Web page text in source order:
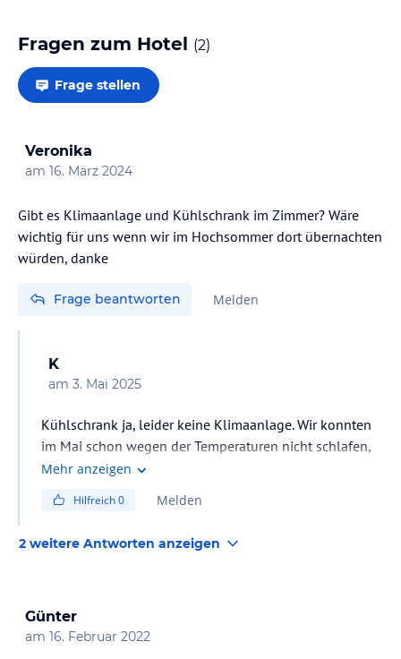
Fragen zum Hotel (2)
Frage stellen
Veronika
am 16. März 2024
Gibt es Klimaanlage und Kühlschrank im Zimmer? Wäre
wichtig für uns wenn wir im Hochsommer dort übernachten
würden, danke
Frage beantworten Melden
K
am 3. Mai 2025
Kühlschrank ja, leider keine Klimaanlage. Wir konnten
im Mai schon wegen der Temperaturen nicht schlafen,
da es viel zu warm war.und den Standkühler wollten
Mehr anzeigen
Hilfreich0 Melden
2 weitere Antworten anzeigen
Günter
am 16. Februar 2022